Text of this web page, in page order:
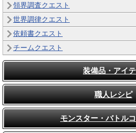
領界調査クエスト
世界調律クエスト
依頼書クエスト
チームクエスト
装備品・アイ
職人レシピ
モンスター・バトル